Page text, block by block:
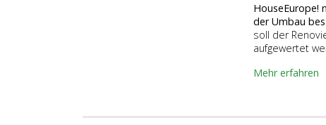
HouseEurope!
der Umbau
soll der
aufgewertet
Mehr erfahren